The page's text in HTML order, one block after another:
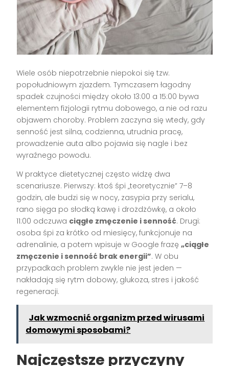
Wiele osób niepotrzebnie niepokoi się tzw.
popołudniowym zjazdem. Tymczasem łagodny
spadek czujności między około 13:00 a 15:00 bywa
elementem fizjologii rytmu dobowego, a nie od razu
objawem choroby. Problem zaczyna się wtedy, gdy
senność jest silna, codzienna, utrudnia pracę,
prowadzenie auta albo pojawia się nagle i bez
wyraźnego powodu.
W praktyce dietetycznej często widzę dwa
scenariusze. Pierwszy: ktoś śpi „teoretycznie” 7–8
godzin, ale budzi się w nocy, zasypia przy serialu,
rano sięga po słodką kawę i drożdżówkę, a około
11:00 odczuwa ciągłe zmęczenie i senność. Drugi:
osoba śpi za krótko od miesięcy, funkcjonuje na
adrenalinie, a potem wpisuje w Google frazę„ciągłe
zmęczenie i senność brak energii”. W obu
przypadkach problem zwykle nie jest jeden —
nakładają się rytm dobowy, glukoza, stres i jakość
regeneracji.
Jak wzmocnić organizm przed wirusami
domowymi sposobami?
Najczęstsze przyczyny